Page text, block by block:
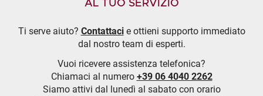
AL TUO SERVIZIO
Ti serve aiuto? Contattacie ottieni supporto immediato
dal nostro team di esperti.
Vuoi ricevere assistenza telefonica?
Chiamaci al numero +39 06 4040 2262
Siamo attivi dal lunedì al sabato con orario